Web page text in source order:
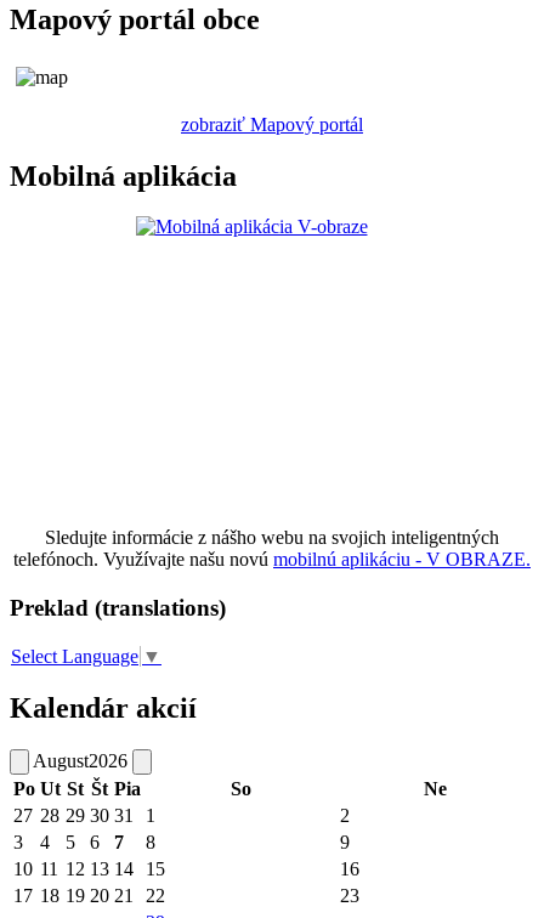
Mapový portál obce
zobraziť Mapový portál
Mobilná aplikácia
Sledujte informácie z nášho webu na svojich inteligentných
telefónoch. Využívajte našu novú mobilnú aplikáciu - V OBRAZE.
Preklad (translations)
Select Language ▼
Kalendár akcií
August2026
Po Ut St Št Pia So
Ne
27 28 29 30 31 1
2
3
4 5 6 7 8
9
10 11 12 13 14 15
16
17 18 19 20 21 22
23